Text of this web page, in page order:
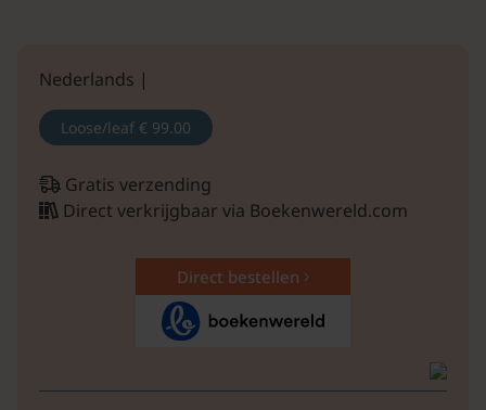
Nederlands |
Loose/leaf € 99.00
Gratis verzending
Direct verkrijgbaar via Boekenwereld.com
Direct bestellen